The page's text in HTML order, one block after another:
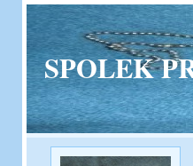
SPOLEK